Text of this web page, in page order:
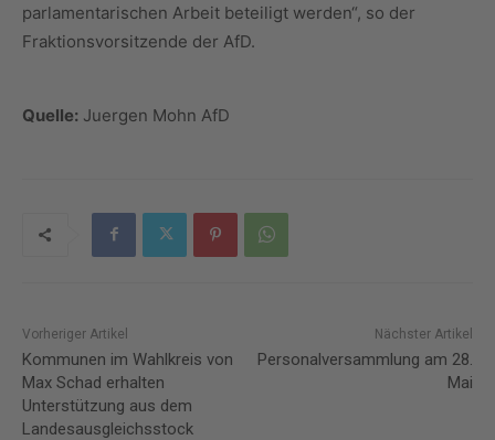
parlamentarischen Arbeit beteiligt werden“, so der
Fraktionsvorsitzende der AfD.
Quelle: Juergen Mohn AfD
Vorheriger Artikel
Kommunen im Wahlkreis von
Max Schad erhalten
Unterstützung aus dem
Landesausgleichsstock
Nächster Artikel
Personalversammlung am 28.
Mai